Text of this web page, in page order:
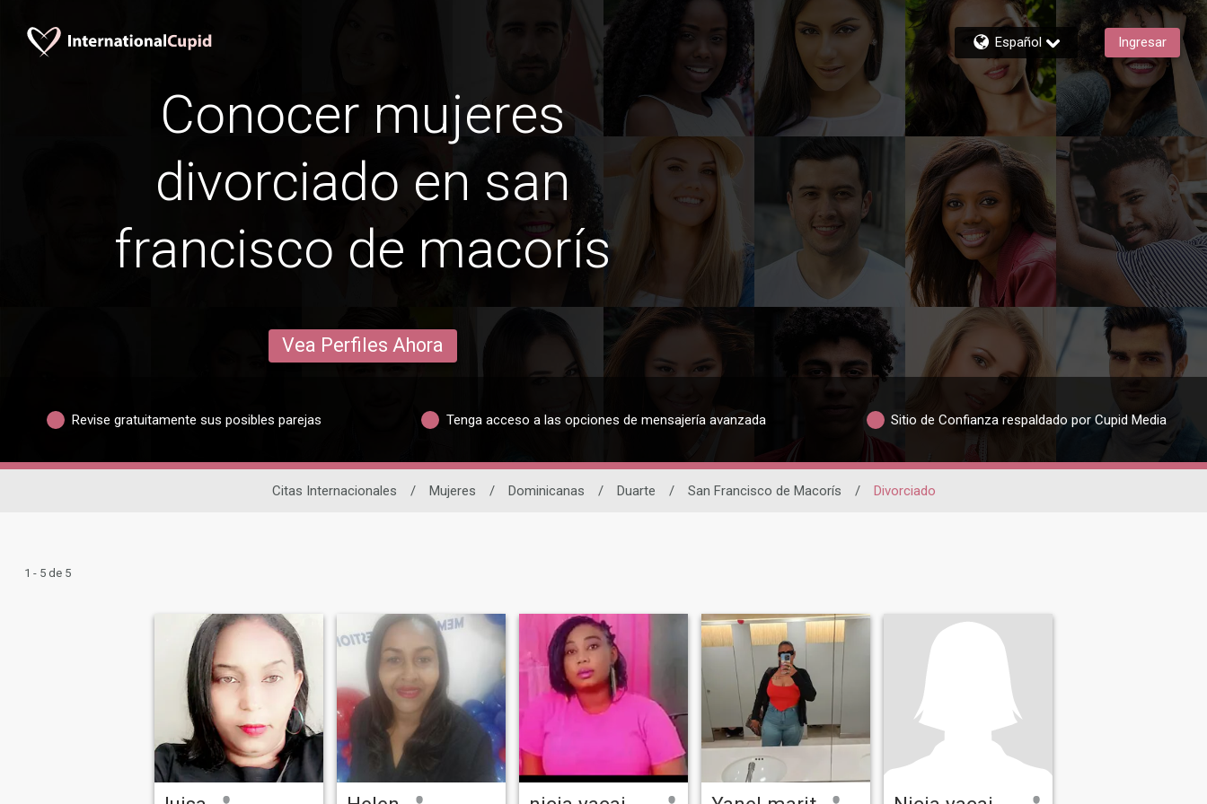
Español Ingresar
Conocer mujeres
divorciado en san
francisco de macorís
Vea Perfiles Ahora
Revise gratuitamente sus posibles parejas Tenga acceso a las opciones de mensajería avanzada Sitio de Confianza respaldado por Cupid Media
Citas Internacionales / Mujeres / Dominicanas / Duarte / San Francisco de Macorís / Divorciado
1 - 5 de 5